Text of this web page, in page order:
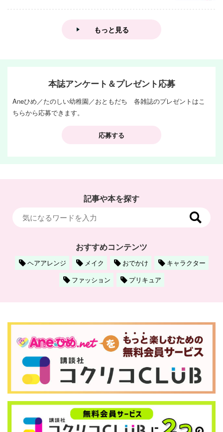
もっと見る
本誌アンケート＆プレゼント応募
Aneひめ／たのしい幼稚園／おともだち 各雑誌のプレゼントはこ
ちらから応募できます。
応募する
記事や本を探す
おすすめコンテンツ
ヘアアレンジ メイク おでかけ
キャラクター
ファッション
プリキュア